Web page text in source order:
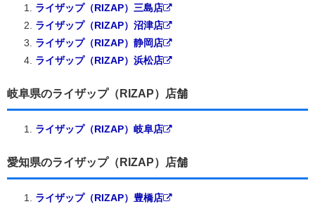
ライザップ（RIZAP）三島店
ライザップ（RIZAP）沼津店
ライザップ（RIZAP）静岡店
ライザップ（RIZAP）浜松店
岐阜県のライザップ（RIZAP）店舗
ライザップ（RIZAP）岐阜店
愛知県のライザップ（RIZAP）店舗
ライザップ（RIZAP）豊橋店